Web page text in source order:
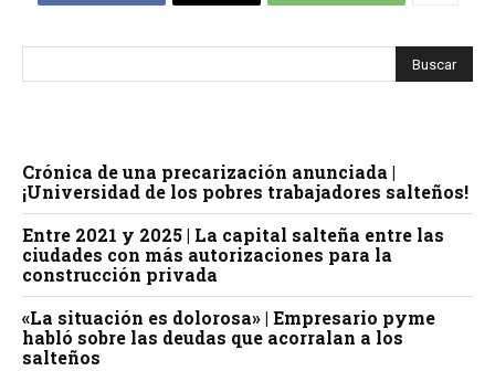
Crónica de una precarización anunciada |
¡Universidad de los pobres trabajadores salteños!
Entre 2021 y 2025 | La capital salteña entre las
ciudades con más autorizaciones para la
construcción privada
«La situación es dolorosa» | Empresario pyme
habló sobre las deudas que acorralan a los
salteños